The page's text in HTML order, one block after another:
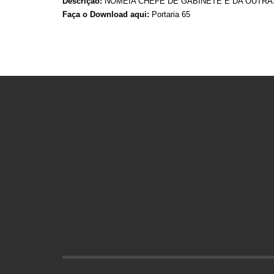
Faça o Download aqui: Portaria 65